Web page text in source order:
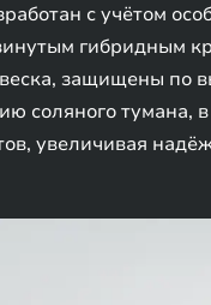
с учётом
гибридным
защищены по
соляного
увеличивая